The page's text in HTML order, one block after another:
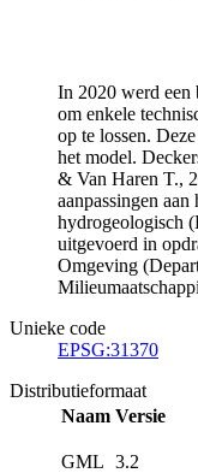
In 2020 werd een
om enkele
op te lossen.
het model.
& Van Haren T.,
aanpassingen
hydrogeologisch
uitgevoerd in
Omgeving
Unieke code
EPSG:31370
Distributieformaat
Naam Versie
GML 3.2